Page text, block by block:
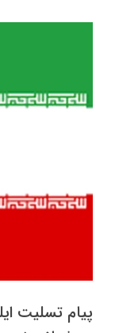
پیام تسلیت